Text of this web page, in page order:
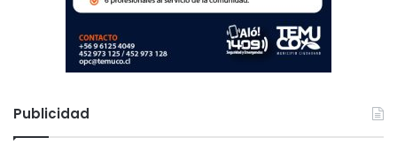
Publicidad